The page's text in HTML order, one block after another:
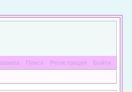
Поиск Регистрация Войти